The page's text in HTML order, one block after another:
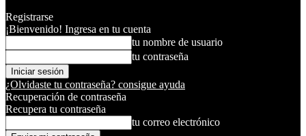
Registrarse
¡Bienvenido! Ingresa en tu cuenta
tu nombre de usuario
tu contraseña
¿Olvidaste tu contraseña? consigue ayuda
Recuperación de contraseña
Recupera tu contraseña
tu correo electrónico